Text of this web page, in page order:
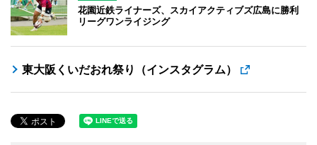
花園近鉄ライナーズ、スカイアクティブズ広島に勝利
リーグワンライジング
東大阪くいだおれ祭り（インスタグラム）